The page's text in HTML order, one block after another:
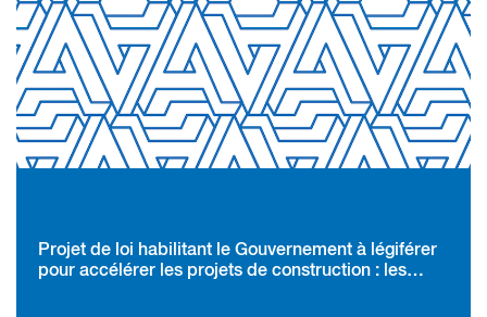
Projet de loi habilitant le Gouvernement à légiférer
pour accélérer les projets de construction : les